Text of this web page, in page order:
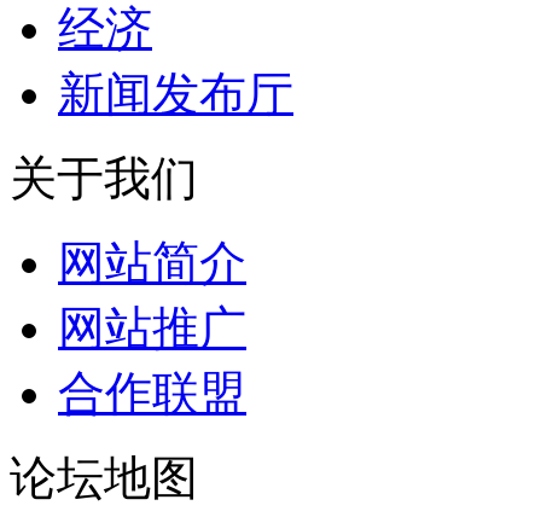
经济
新闻发布厅
关于我们
网站简介
网站推广
合作联盟
论坛地图